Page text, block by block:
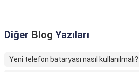
Diğer Blog Yazıları
Yeni telefon bataryası nasıl kullanılmalı?